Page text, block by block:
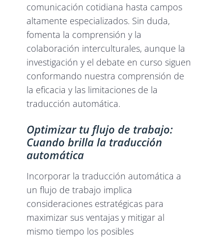
comunicación cotidiana hasta campos
altamente especializados. Sin duda,
fomenta la comprensión y la
colaboración interculturales, aunque la
investigación y el debate en curso siguen
conformando nuestra comprensión de
la eficacia y las limitaciones de la
traducción automática.
Optimizar tu flujo de trabajo:
Cuando brilla la traducción
automática
Incorporar la traducción automática a
un flujo de trabajo implica
consideraciones estratégicas para
maximizar sus ventajas y mitigar al
mismo tiempo los posibles